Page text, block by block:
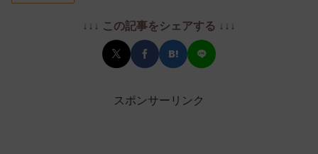
↓↓↓ この記事をシェアする ↓↓↓
スポンサーリンク